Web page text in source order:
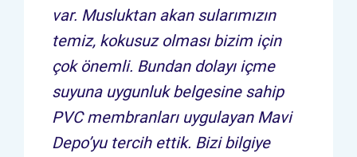
var. Musluktan akan sularımızın
temiz, kokusuz olması bizim için
çok önemli. Bundan dolayı içme
suyuna uygunluk belgesine sahip
PVC membranları uygulayan Mavi
Depo’yu tercih ettik. Bizi bilgiye